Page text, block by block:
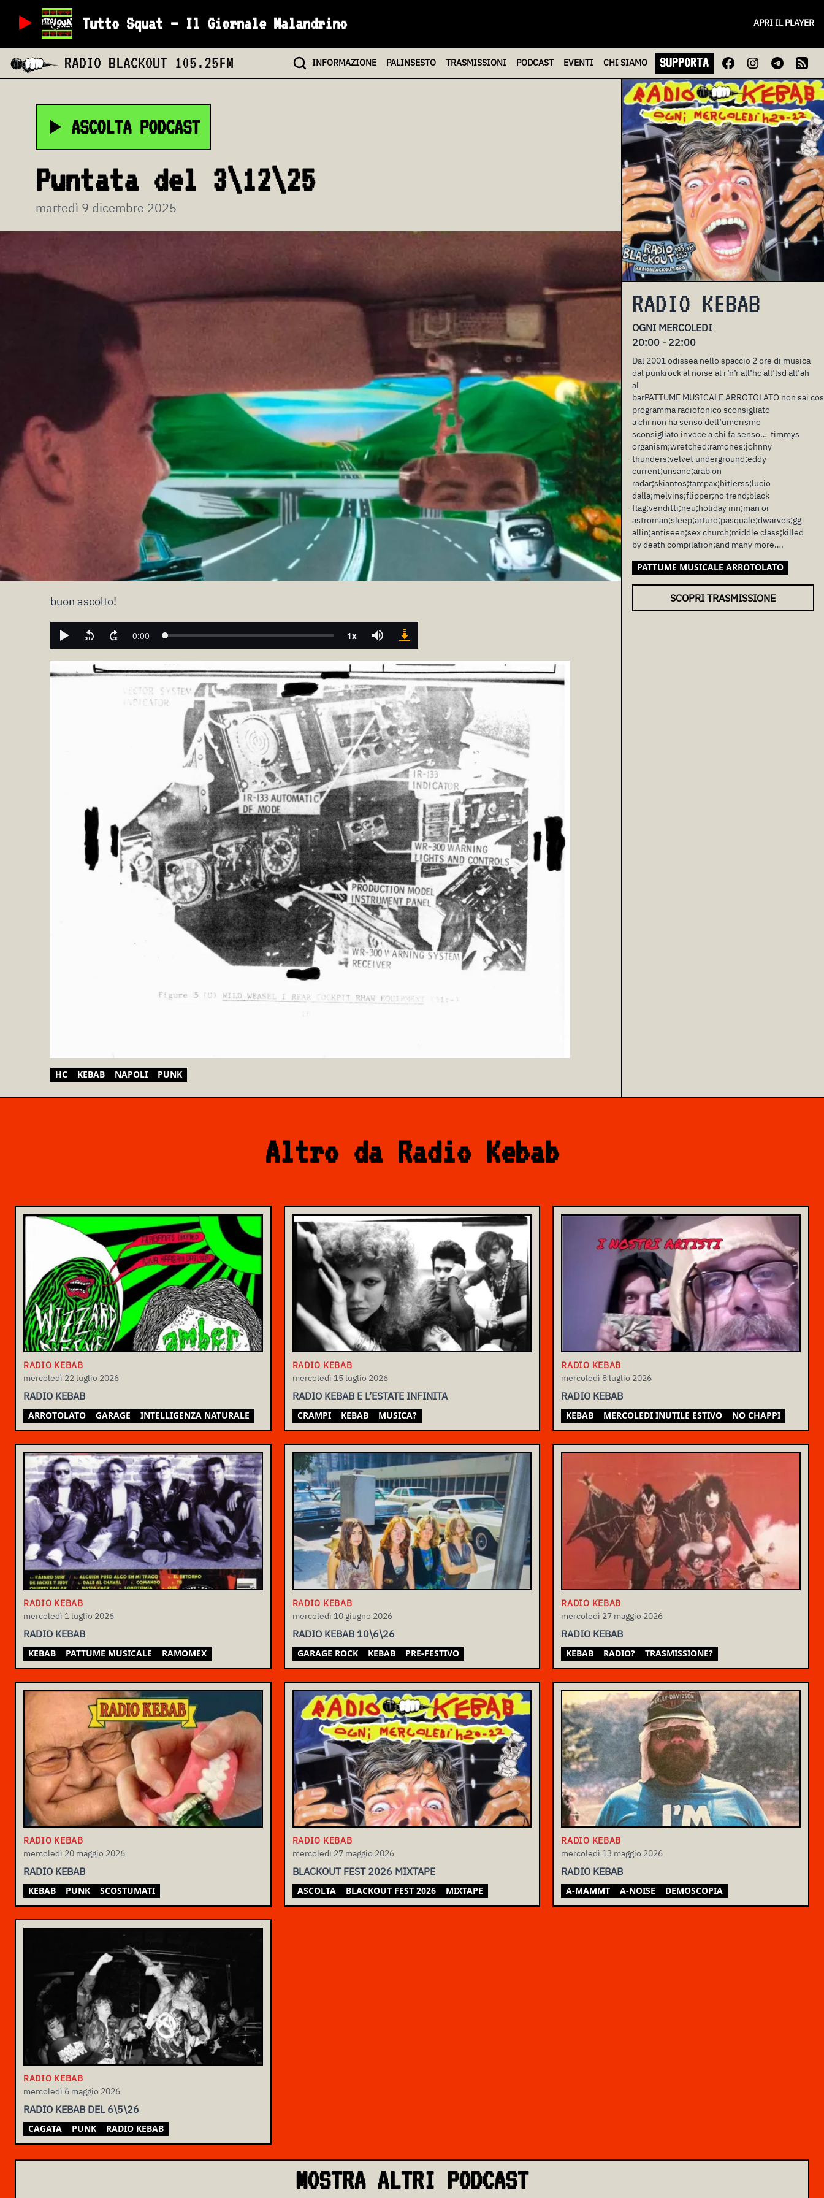
Tutto Squat – Il Giornale Malandrino APRI IL PLAYER
RADIO BLACKOUT 105.25FM INFORMAZIONE PALINSESTO TRASMISSIONI PODCAST EVENTI CHISIAMO SUPPORTA
ASCOLTA PODCAST
Puntata del 3\12\25
martedì 9 dicembre 2025
buon ascolto!
HC KEBAB NAPOLI PUNK
RADIO KEBAB
OGNI MERCOLEDI
20:00 - 22:00
Dal 2001 odissea nello spaccio 2 ore di musica
dal punkrock al noise al r’n’r all’hc all’lsd all’ah
al
barPATTUME MUSICALE ARROTOLATO non
programma radiofonico sconsigliato
a chi non ha senso dell’umorismo
sconsigliato invece a chi fa senso… timmys
organism;wretched;ramones;johnny
thunders;velvet underground;eddy
current;unsane;arab on
radar;skiantos;tampax;hitlerss;lucio
dalla;melvins;flipper;no trend;black
flag;venditti;neu;holiday inn;man or
astroman;sleep;arturo;pasquale;dwarves;gg
allin;antiseen;sex church;middle class;killed
by death compilation;and many more….
PATTUME MUSICALE ARROTOLATO
SCOPRI TRASMISSIONE
Altro da Radio Kebab
RADIO KEBAB
mercoledì 22 luglio 2026
RADIO KEBAB
ARROTOLATO GARAGE INTELLIGENZA NATURALE
RADIO KEBAB
mercoledì 15 luglio 2026
RADIO KEBAB E L’ESTATE INFINITA
CRAMPI KEBAB MUSICA?
RADIO KEBAB
mercoledì 8 luglio 2026
RADIO KEBAB
KEBAB MERCOLEDI INUTILE ESTIVO NO CHAPPI
RADIO KEBAB
mercoledì 1 luglio 2026
RADIO KEBAB
KEBAB PATTUME MUSICALE RAMOMEX
RADIO KEBAB
mercoledì 10 giugno 2026
RADIO KEBAB 10\6\26
GARAGE ROCK KEBAB PRE-FESTIVO
RADIO KEBAB
mercoledì 27 maggio 2026
RADIO KEBAB
KEBAB RADIO? TRASMISSIONE?
RADIO KEBAB
mercoledì 20 maggio 2026
RADIO KEBAB
KEBAB PUNK SCOSTUMATI
RADIO KEBAB
mercoledì 27 maggio 2026
BLACKOUT FEST 2026 MIXTAPE
ASCOLTA BLACKOUT FEST 2026 MIXTAPE
RADIO KEBAB
mercoledì 13 maggio 2026
RADIO KEBAB
A-MAMMT A-NOISE DEMOSCOPIA
RADIO KEBAB
mercoledì 6 maggio 2026
RADIO KEBAB DEL 6\5\26
CAGATA PUNK RADIO KEBAB
MOSTRA ALTRI PODCAST